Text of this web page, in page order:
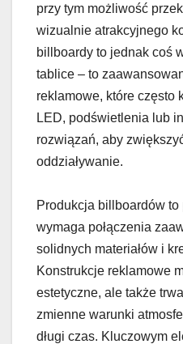
przy tym możliwość
wizualnie atrakcyjnego
billboardy to jednak coś
tablice – to
reklamowe, które często
LED, podświetlenia lub
rozwiązań, aby
oddziaływanie.
Produkcja billboardów
wymaga połączenia
solidnych materiałów i
Konstrukcje reklamowe
estetyczne, ale także
zmienne warunki
długi czas. Kluczowym